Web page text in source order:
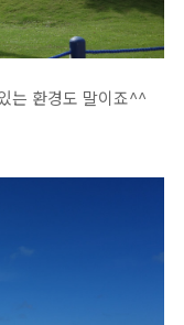
는 환경도 말이죠^^